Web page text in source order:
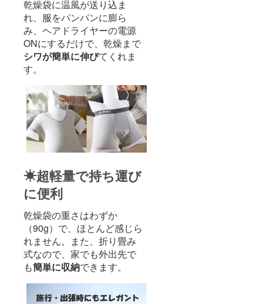
乾燥袋に温風が送り込ま
れ、服をパンパンに膨ら
み、ヘアドライヤーの電源
ONにするだけで、乾燥まで
シワが簡単に伸びてくれま
す。
☀超軽量で持ち運び
に便利
乾燥袋の重さはわずか
（90g）で、ほとんど感じら
れません。また、折り畳み
式なので、家でも外出先で
も簡単に収納できます。